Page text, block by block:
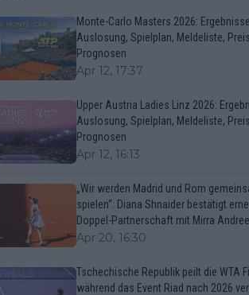
Monte-Carlo Masters 2026:
Auslosung, Spielplan, Meldeliste,
Prognosen
Apr 12, 17:37
Upper Austria Ladies Linz 2026:
Auslosung, Spielplan, Meldeliste,
Prognosen
Apr 12, 16:13
„Wir werden Madrid und Rom
spielen“: Diana Shnaider bestätigt
Doppel-Partnerschaft mit Mirra
Apr 20, 16:30
Tschechische Republik peilt die WTA
während das Event Riad nach 2026